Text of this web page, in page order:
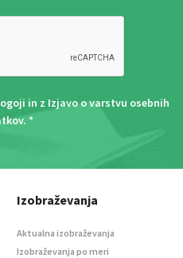
in z Izjavo o varstvu osebnih
. *
Izobraževanja
Aktualna izobraževanja
Izobraževanja po meri